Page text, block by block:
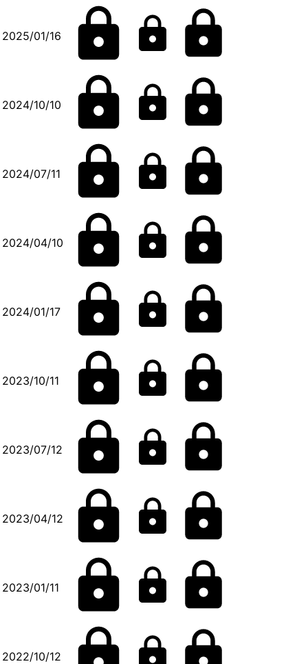
2025/01/16
2024/10/10
2024/07/11
2024/04/10
2024/01/17
2023/10/11
2023/07/12
2023/04/12
2023/01/11
2022/10/12